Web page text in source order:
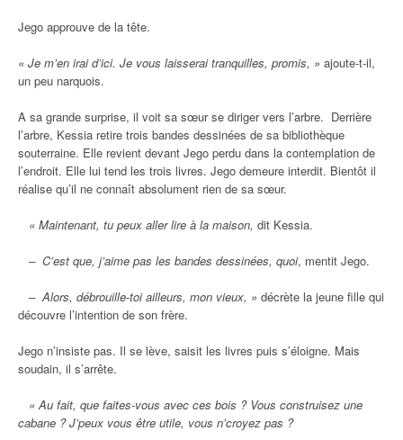
Jego approuve de la tête.
« Je m’en irai d’ici. Je vous laisserai tranquilles, promis, » ajoute-t-il,
un peu narquois.
A sa grande surprise, il voit sa sœur se diriger vers l’arbre. Derrière
l’arbre, Kessia retire trois bandes dessinées de sa bibliothèque
souterraine. Elle revient devant Jego perdu dans la contemplation de
l’endroit. Elle lui tend les trois livres. Jego demeure interdit. Bientôt il
réalise qu’il ne connaît absolument rien de sa sœur.
« Maintenant, tu peux aller lire à la maison, dit Kessia.
– C’est que, j’aime pas les bandes dessinées, quoi, mentit Jego.
– Alors, débrouille-toi ailleurs, mon vieux, » décrète la jeune fille qui
découvre l’intention de son frère.
Jego n’insiste pas. Il se lève, saisit les livres puis s’éloigne. Mais
soudain, il s’arrête.
« Au fait, que faites-vous avec ces bois ? Vous construisez une
cabane ? J’peux vous être utile, vous n’croyez pas ?